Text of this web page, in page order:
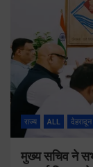
राज्य ALL देहरादून
मुख्य सचिव ने